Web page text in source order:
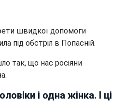
швидкої допомоги
під обстріл в Попасній.
так, що нас росіяни
і одна жінка. І ці